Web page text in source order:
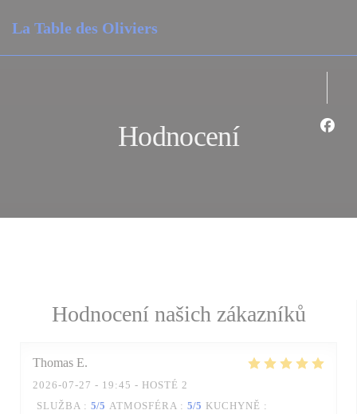
La Table des Oliviers
Hodnocení
Hodnocení našich zákazníků
Thomas E
2026-07-27 - 19:45 - HOSTÉ 2
SLUŽBA : 5/5 ATMOSFÉRA : 5/5 KUCHYNĚ :